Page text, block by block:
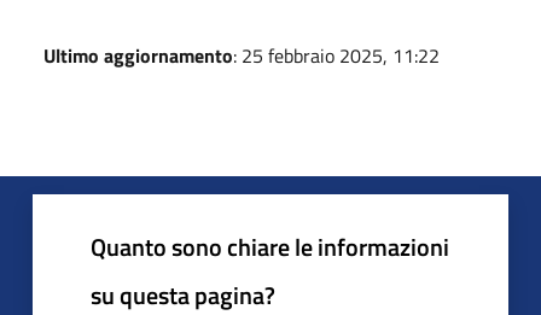
Ultimo aggiornamento: 25 febbraio 2025, 11:22
Quanto sono chiare le informazioni
su questa pagina?